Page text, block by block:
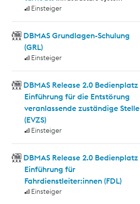
Einsteiger
DBMAS Grundlagen-Schulung
(GRL)
Einsteiger
DBMAS Release 2.0 Bedienplatz
Einführung für die Entstörung
veranlassende zuständige Stelle
(EVZS)
Einsteiger
DBMAS Release 2.0 Bedienplatz
Einführung für
Fahrdienstleiter:innen (FDL)
Einsteiger